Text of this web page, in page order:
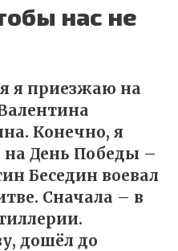
нас не
я приезжаю на
Конечно, я
День Победы –
Беседин воевал
Сначала – в
дошёл до